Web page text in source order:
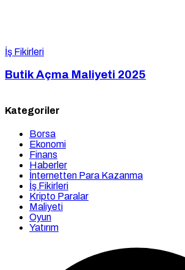
İş Fikirleri
Butik Açma Maliyeti 2025
Kategoriler
Borsa
Ekonomi
Finans
Haberler
İnternetten Para Kazanma
İş Fikirleri
Kripto Paralar
Maliyeti
Oyun
Yatırım